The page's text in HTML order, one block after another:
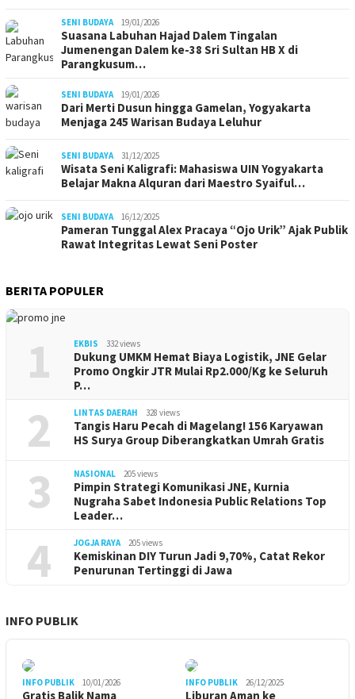
SENI BUDAYA 19/01/2026
Suasana Labuhan Hajad Dalem Tingalan
Jumenengan Dalem ke-38 Sri Sultan HB X di
Parangkusum…
SENI BUDAYA 19/01/2026
Dari Merti Dusun hingga Gamelan, Yogyakarta
Menjaga 245 Warisan Budaya Leluhur
SENI BUDAYA 31/12/2025
Wisata Seni Kaligrafi: Mahasiswa UIN Yogyakarta
Belajar Makna Alquran dari Maestro Syaiful…
SENI BUDAYA 16/12/2025
Pameran Tunggal Alex Pracaya “Ojo Urik” Ajak Publik
Rawat Integritas Lewat Seni Poster
BERITA POPULER
1 EKBIS 332 views
Dukung UMKM Hemat Biaya Logistik, JNE Gelar
Promo Ongkir JTR Mulai Rp2.000/Kg ke Seluruh
P…
2 LINTAS DAERAH 328 views
Tangis Haru Pecah di Magelang! 156 Karyawan
HS Surya Group Diberangkatkan Umrah Gratis
3 NASIONAL 205 views
Pimpin Strategi Komunikasi JNE, Kurnia
Nugraha Sabet Indonesia Public Relations Top
Leader…
4 JOGJA RAYA 205 views
Kemiskinan DIY Turun Jadi 9,70%, Catat Rekor
Penurunan Tertinggi di Jawa
INFO PUBLIK
INFO PUBLIK 10/01/2026
Gratis Balik Nama
INFO PUBLIK 26/12/2025
Liburan Aman ke